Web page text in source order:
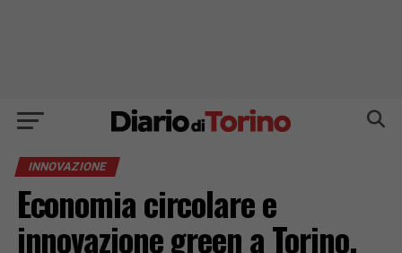
INNOVAZIONE
Economia circolare e
innovazione green a Torino,